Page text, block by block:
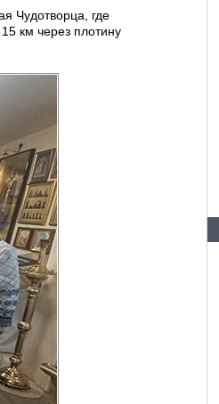
Чудотворца, где
км через плотину